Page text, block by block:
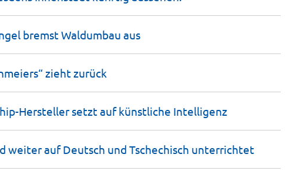
bremst Waldumbau aus
ziehtzurück
Hersteller setzt auf künstliche Intelligenz
weiter auf Deutsch und Tschechisch unterrichtet